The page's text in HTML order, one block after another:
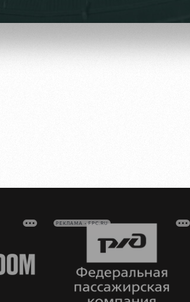
РЕКЛАМА • FPC.RU